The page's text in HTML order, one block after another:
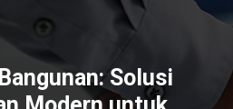
Solusi